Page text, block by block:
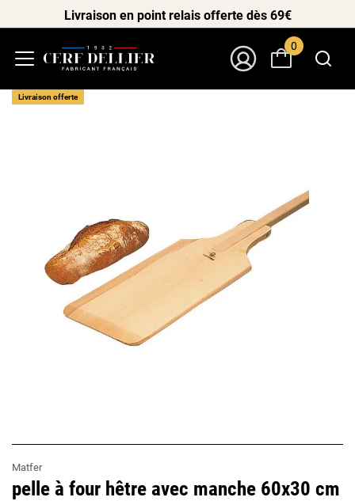
Livraison en point relais offerte dès 69€
0
Matfer
pelle à four hêtre avec manche 60x30 cm
Livraison offerte